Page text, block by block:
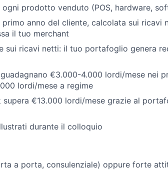
prodotto venduto (POS, hardware,
anno del cliente, calcolata sui ricavi
il tuo merchant
sui ricavi netti: il tuo portafoglio genera
€3.000-4.000 lordi/mese nei
lordi/mese a regime
€13.000 lordi/mese grazie al
durante il colloquio
a porta, consulenziale) oppure forte